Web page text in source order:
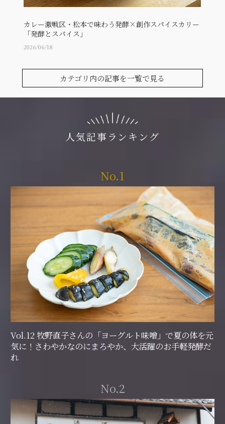
カレー激戦区・松本で味わう発酵×創作スパイスカリー
「発酵とスパイス」
2026/06/18
カテゴリ内の記事を一覧で見る
人気記事ランキング
No.1
Vol.12 牧野直子さんの「ヨーグルト味噌」で夏の体を元
気に！さわやかなのにまろやか、大活躍のお手軽発酵だ
れ
No.2